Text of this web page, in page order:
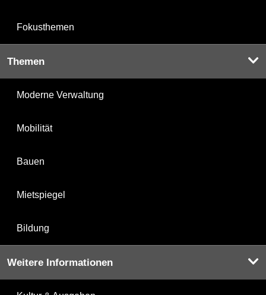
Fokusthemen
Themen
Moderne Verwaltung
Mobilität
Bauen
Mietspiegel
Bildung
Weitere Informationen